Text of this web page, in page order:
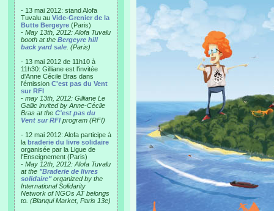
- 13 mai 2012: stand Alofa
Tuvalu au Vide-Grenier de la
Butte Bergeyre (Paris)
- May 13th, 2012: Alofa Tuvalu
booth at the Bergeyre hill
back yard sale . (Paris)
- 13 mai 2012 de 11h10 à
11h30: Gilliane est l'invitée
d'Anne Cécile Bras dans
l'émission C'est pas du Vent
sur RFI
- may 13th, 2012: Gilliane Le
Gallic invited by Anne-Cécile
Bras at the C'est pas du
Vent sur RFI program (RFI)
- 12 mai 2012: Alofa participe à
la braderie du livre solidaire
organisée par la Ligue de
l'Enseignement (Paris)
- May 12th, 2012: Alofa Tuvalu
at the "Braderie de livres
solidaire"organized by the
International Solidarity
Network of NGOs AT belongs
to. (Blanqui Market, Paris 13e)